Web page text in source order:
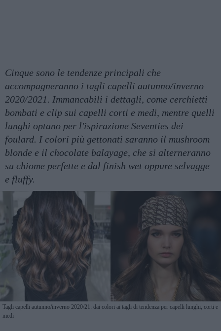
Cinque sono le tendenze principali che
accompagneranno i tagli capelli autunno/inverno
2020/2021. Immancabili i dettagli, come cerchietti
bombati e clip sui capelli corti e medi, mentre quelli
lunghi optano per l'ispirazione Seventies dei
foulard. I colori più gettonati saranno il mushroom
blonde e il chocolate balayage, che si alterneranno
su chiome perfette e dal finish wet oppure selvagge
e fluffy.
Tagli capelli autunno/inverno 2020/21: dai colori ai tagli di tendenza per capelli lunghi, corti e
medi